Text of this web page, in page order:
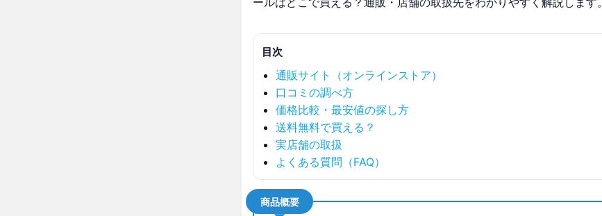
目次
通販サイト（オンラインストア）
口コミの調べ方
価格比較・最安値の探し方
送料無料で買える？
実店舗の取扱
よくある質問（FAQ）
商品概要